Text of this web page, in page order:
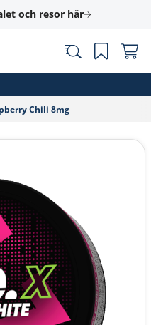
och resor här
Chili 8mg‎